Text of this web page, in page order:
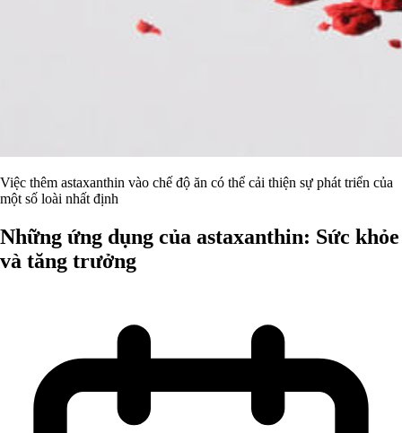
Việc thêm astaxanthin vào chế độ ăn có thể cải thiện sự phát triển của
một số loài nhất định
Những ứng dụng của astaxanthin: Sức khỏe
và tăng trưởng